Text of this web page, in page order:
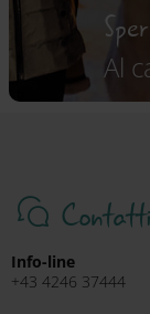
Al
Info-line
+43 4246 37444